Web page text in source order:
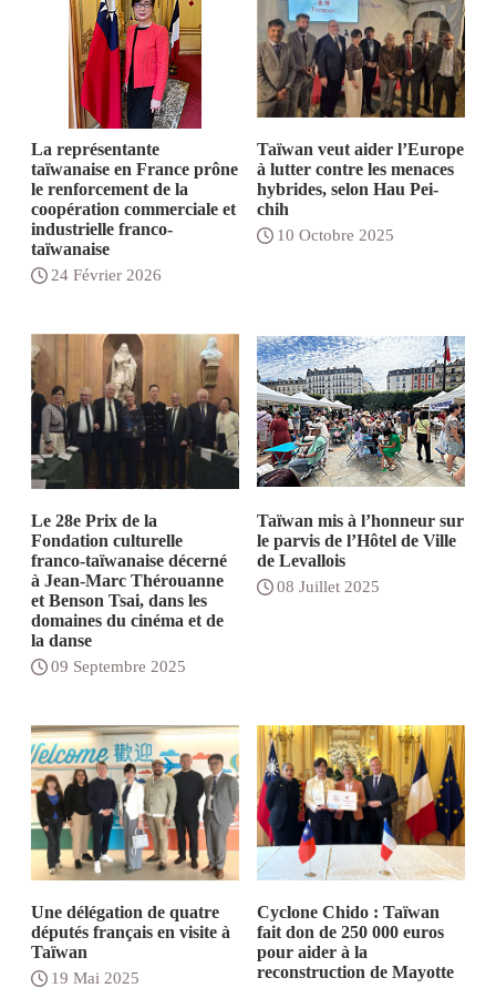
La représentante
taïwanaise en France prône
le renforcement de la
coopération commerciale et
industrielle franco-
taïwanaise
24 Février 2026
Taïwan veut aider l’Europe
à lutter contre les menaces
hybrides, selon Hau Pei-
chih
10 Octobre 2025
Le 28e Prix de la
Fondation culturelle
franco-taïwanaise décerné
à Jean-Marc Thérouanne
et Benson Tsai, dans les
domaines du cinéma et de
la danse
09 Septembre 2025
Taïwan mis à l’honneur sur
le parvis de l’Hôtel de Ville
de Levallois
08 Juillet 2025
Une délégation de quatre
députés français en visite à
Taïwan
19 Mai 2025
Cyclone Chido : Taïwan
fait don de 250 000 euros
pour aider à la
reconstruction de Mayotte